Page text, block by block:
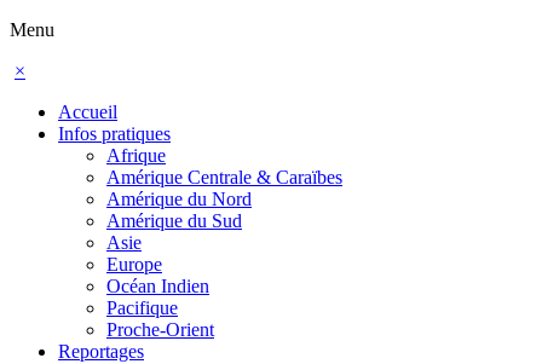
Menu
×
Accueil
Infos pratiques
Afrique
Amérique Centrale & Caraïbes
Amérique du Nord
Amérique du Sud
Asie
Europe
Océan Indien
Pacifique
Proche-Orient
Reportages